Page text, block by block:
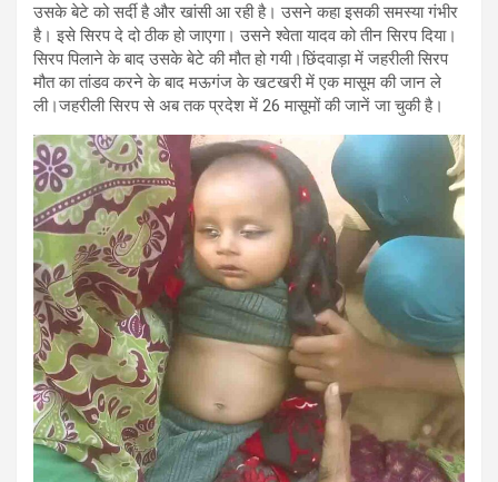
उसके बेटे को सर्दी है और खांसी आ रही है। उसने कहा इसकी समस्या गंभीर
है। इसे सिरप दे दो ठीक हो जाएगा। उसने श्वेता यादव को तीन सिरप दिया।
सिरप पिलाने के बाद उसके बेटे की मौत हो गयी।छिंदवाड़ा में जहरीली सिरप
मौत का तांडव करने के बाद मऊगंज के खटखरी में एक मासूम की जान ले
ली।जहरीली सिरप से अब तक प्रदेश में 26 मासूमों की जानें जा चुकी है।